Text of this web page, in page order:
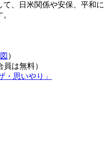
て、日米関係や安保、平和に
）
は無料）
・思いやり」